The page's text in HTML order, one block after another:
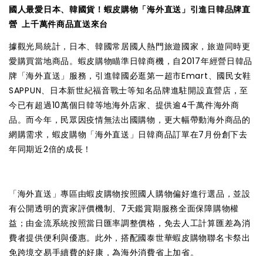
國人最愛日本、韓國貨！蝦皮購物「海外直送」引進日韓品牌直
營 上千萬件商品直送來台
據觀光局統計，日本、韓國常居國人熱門旅遊國家，旅遊同時更
愛購買當地商品。蝦皮購物瞄準日韓商機，自2017年經營日韓品
牌「海外直送」服務，引進韓國必逛第一超市Emart、國民女鞋
SAPPUN、日本新世紀福音戰士等知名品牌進駐開設直營店，至
今已有超過10萬個日韓等地海外店家、提供逾4千萬件海外商
品。而今年，民眾因疫情無法出國購物，更大幅帶動海外商品的
網購需求，蝦皮購物「海外直送」日韓商品訂單在7月份創下去
年同期近2倍的成長！
「海外直送」專區由蝦皮購物按照國人購物偏好進行選品，並設
有公開透明的賣家評價機制、7天鑑賞期服務全面保障購物權
益；由金流系統按照當日匯率調整價格，免去人工計算匯差為消
費者提供便利與優惠。此外，搭配國泰世華蝦皮購物聯名卡祭出
免跨境交易手續費的好康，為海外消費省上加省。